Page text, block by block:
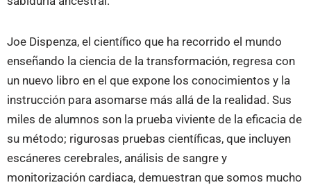
Joe Dispenza, el científico que ha recorrido el mundo
enseñando la ciencia de la transformación, regresa con
un nuevo libro en el que expone los conocimientos y la
instrucción para asomarse más allá de la realidad. Sus
miles de alumnos son la prueba viviente de la eficacia de
su método; rigurosas pruebas científicas, que incluyen
escáneres cerebrales, análisis de sangre y
monitorización cardiaca, demuestran que somos mucho